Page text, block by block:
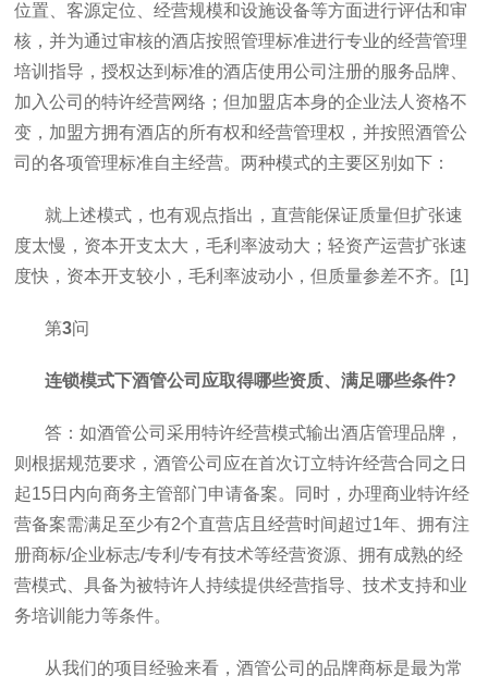
位置、客源定位、经营规模和设施设备等方面进行评估和审
核，并为通过审核的酒店按照管理标准进行专业的经营管理
培训指导，授权达到标准的酒店使用公司注册的服务品牌、
加入公司的特许经营网络；但加盟店本身的企业法人资格不
变，加盟方拥有酒店的所有权和经营管理权，并按照酒管公
司的各项管理标准自主经营。两种模式的主要区别如下：
就上述模式，也有观点指出，直营能保证质量但扩张速
度太慢，资本开支太大，毛利率波动大；轻资产运营扩张速
度快，资本开支较小，毛利率波动小，但质量参差不齐。[1]
第3问
连锁模式下酒管公司应取得哪些资质、满足哪些条件?
答：如酒管公司采用特许经营模式输出酒店管理品牌，
则根据规范要求，酒管公司应在首次订立特许经营合同之日
起15日内向商务主管部门申请备案。同时，办理商业特许经
营备案需满足至少有2个直营店且经营时间超过1年、拥有注
册商标/企业标志/专利/专有技术等经营资源、拥有成熟的经
营模式、具备为被特许人持续提供经营指导、技术支持和业
务培训能力等条件。
从我们的项目经验来看，酒管公司的品牌商标是最为常